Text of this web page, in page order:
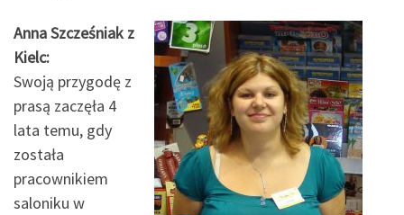
Anna Szcześniak z
Kielc:
Swoją przygodę z
prasą zaczęła 4
lata temu, gdy
została
pracownikiem
saloniku w